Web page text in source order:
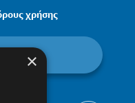
χρήσης
×